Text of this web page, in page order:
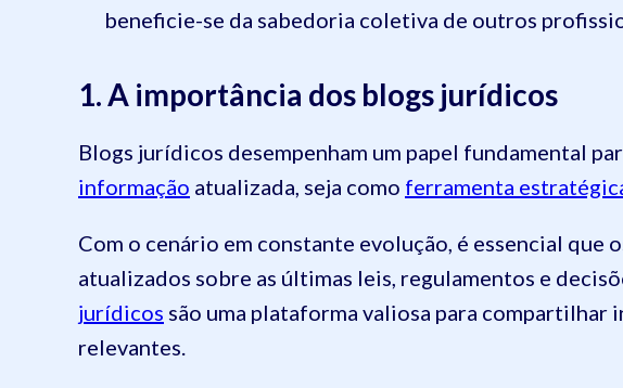
beneficie-se da sabedoria coletiva de outros
1. A importância dos blogs jurídicos
Blogs jurídicos desempenham um papel fundamental
informação atualizada, seja como ferramenta
Com o cenário em constante evolução, é essencial que
atualizados sobre as últimas leis, regulamentos e
jurídicos são uma plataforma valiosa para compartilhar
relevantes.